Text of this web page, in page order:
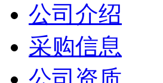
公司介绍
采购信息